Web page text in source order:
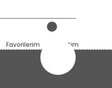
Favorilerim Sepetim